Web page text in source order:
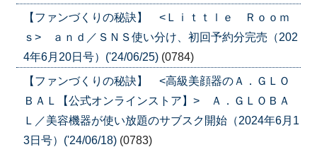
【ファンづくりの秘訣】 <Ｌｉｔｔｌｅ Ｒｏｏｍ
ｓ> ａｎｄ／ＳＮＳ使い分け、初回予約分完売（202
4年6月20日号）('24/06/25) (0784)
【ファンづくりの秘訣】 <高級美顔器のＡ．ＧＬＯ
ＢＡＬ【公式オンラインストア】> Ａ．ＧＬＯＢＡ
Ｌ／美容機器が使い放題のサブスク開始（2024年6月1
3日号）('24/06/18) (0783)